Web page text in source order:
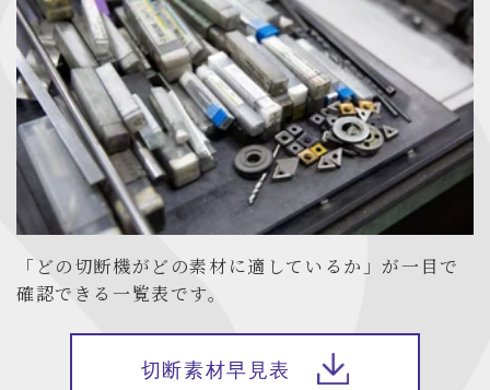
「どの切断機がどの素材に適しているか」が一目で
確認できる一覧表です。
切断素材早見表